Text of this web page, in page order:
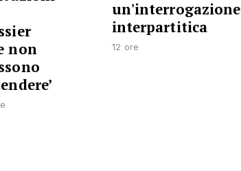
non
un'interrogazione
interpartitica
12 ore